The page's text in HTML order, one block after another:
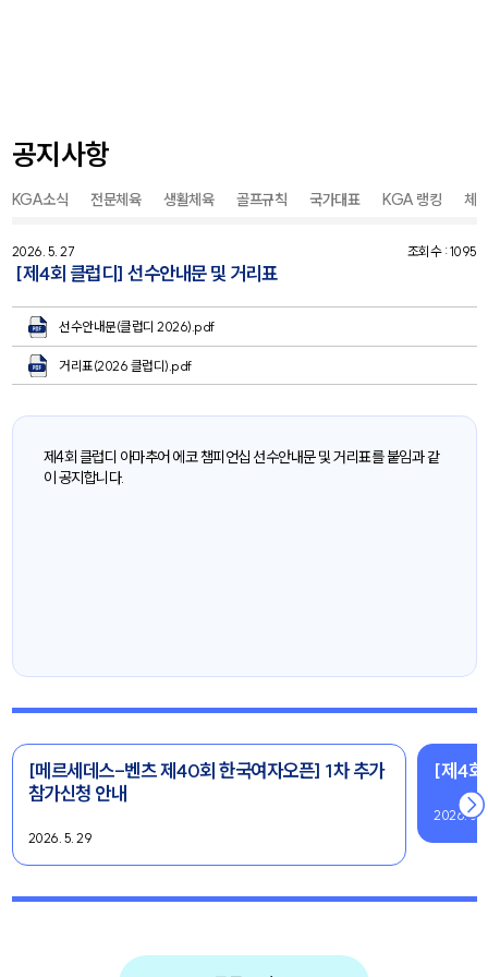
공지사항
KGA소식 전문체육 생활체육 골프규칙 국가대표 KGA 랭킹 체
2026. 5. 27 조회수 : 1095
[제4회 클럽디] 선수안내문 및 거리표
선수안내문(클럽디 2026).pdf
거리표(2026 클럽디).pdf
제4회 클럽디 아마추어 에코 챔피언십 선수안내문 및 거리표를 붙임과 같
이 공지합니다.
[메르세데스-벤츠 제40회 한국여자오픈] 1차 추가
참가신청 안내
2026. 5. 29
[제4회
2026. 5.